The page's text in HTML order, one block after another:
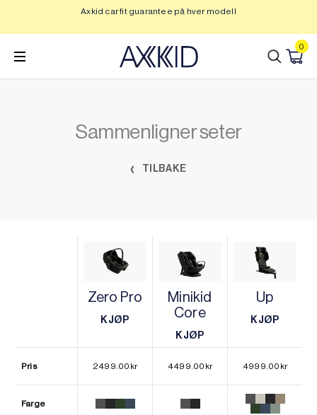
innhold
Axkid car fit guarantee på hver modell
0
Sammenligner seter
TILBAKE
Zero Pro
KJØP
Minikid
Core
KJØP
KJØP
Up
KJØP
Pris 2499.00 kr 4499.00 kr 4999.00 kr
Farge